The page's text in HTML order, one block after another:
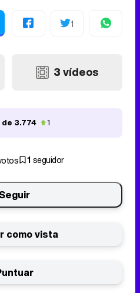
1
3 vídeos
de 3.774 1
1 seguidor
Seguir
como vista